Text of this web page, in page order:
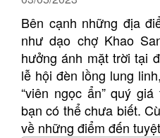
Bên cạnh những địa
như dạo chợ Khao
hưởng ánh mặt trời tại
lễ hội đèn lồng lung
“viên ngọc ẩn” quý
bạn có thể chưa biết.
về những điểm đến